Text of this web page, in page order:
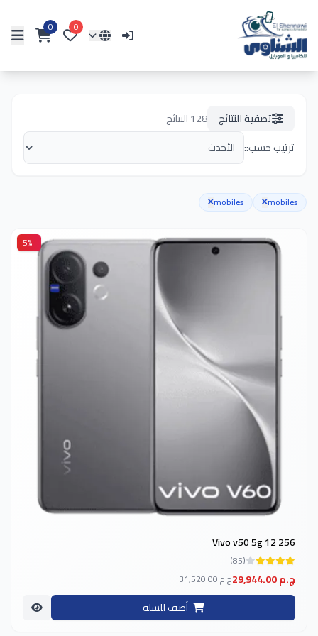
0
0
تصفية النتائج 128النتائج
ترتيب حسب::
mobiles
mobiles
-5%
Vivo v50 5g 12 256
(85)
29,944.00 ج.م 31,520.00 ج.م
أضف للسلة